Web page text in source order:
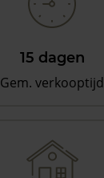
15 dagen
Gem. verkooptijd